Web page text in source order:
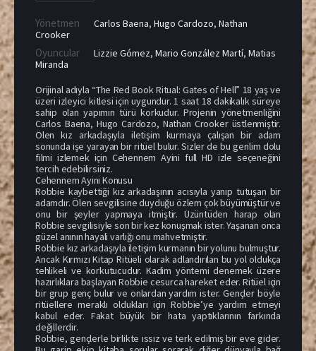
Yönetmen Carlos Baena, Hugo Cardozo, Nathan
Crooker
Oyuncular Lizzie Gómez, Mario González Martí, Matias
Miranda
Orijinal adıyla “The Red Book Ritual: Gates of Hell” 18 yaş ve
üzeri izleyici kitlesi için uygundur. 1 saat 18 dakikalık süreye
sahip olan yapımın türü korkudur. Projenin yönetmenliğini
Carlos Baena, Hugo Cardozo, Nathan Crooker üstlenmiştir.
Ölen kız arkadaşıyla iletişim kurmaya çalışan bir adam
sonunda işe yarayan bir ritüel bulur. Sizler de bu gerilim dolu
filmi izlemek için Cehennem Ayini full HD izle seçeneğini
tercih edebilirsiniz.
Cehennem Ayini Konusu
Robbie kaybettiği kız arkadaşının acısıyla yanıp tutuşan bir
adamdır. Ölen sevgilisine duyduğu özlem çok büyümüştür ve
onu bir şeyler yapmaya itmiştir. Üzüntüden harap olan
Robbie sevgilisiyle son bir kez konuşmak ister. Yaşanan onca
güzel anının hayali varlığı onu mahvetmiştir.
Robbie kız arkadaşıyla iletişim kurmanın bir yolunu bulmuştur.
Ancak Kırmızı Kitap Ritüeli olarak adlandırılan bu yol oldukça
tehlikeli ve korkutucudur. Kadim yöntemi denemek üzere
hazırlıklara başlayan Robbie cesurca hareket eder. Ritüel için
bir grup genç bulur ve onlardan yardım ister. Gençler böyle
ritüellere meraklı oldukları için Robbie’ye yardım etmeyi
kabul eder. Fakat büyük bir hata yaptıklarının farkında
değillerdir.
Robbie, gençlerle birlikte ıssız ve terk edilmiş bir eve gider.